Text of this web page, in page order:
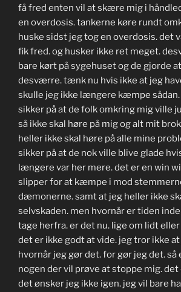
få fred enten vil at skære mig i
en overdosis. tankerne køre rundt
huske sidst jeg tog en overdosis. det
fik fred. og husker ikke ret meget.
bare kørt på sygehuset og de gjorde
desværre. tænk nu hvis ikke at jeg
skulle jeg ikke længere kæmpe sådan.
sikker på at de folk omkring mig ville
så ikke skal høre på mig og alt mit
heller ikke skal høre på alle mine
sikker på at de nok ville blive glade
længere var her mere. det er en win
slipper for at kæmpe i mod
dæmonerne. samt at jeg heller ikke
selvskaden. men hvornår er tiden
tage herfra. er det nu. lige om lidt
det er ikke godt at vide. jeg tror ikke
hvornår jeg gør det. for gør jeg det. så
nogen der vil prøve at stoppe mig. det
det ønsker jeg ikke igen. jeg vil bare